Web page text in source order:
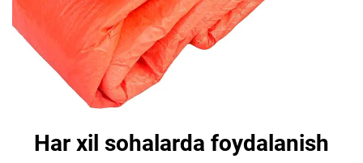
Har xil sohalarda foydalanish